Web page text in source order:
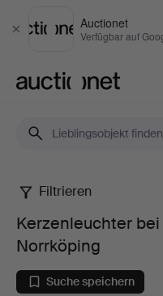
Schließen
Auctionet
Verfügbar auf
bei
RA
Filtrieren
Kerzenleuchter
Norrköping
Suche speichern